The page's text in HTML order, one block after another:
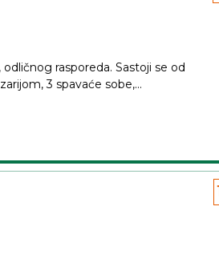
rasporeda. Sastoji se od
3 spavaće sobe,...